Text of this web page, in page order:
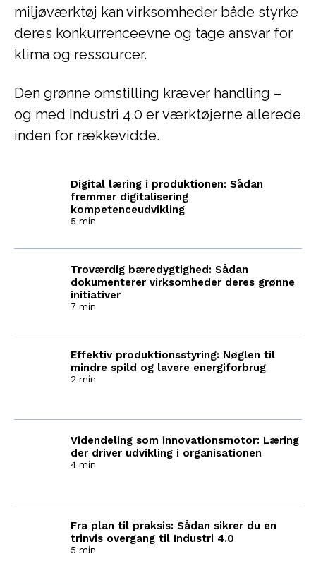
miljøværktøj kan virksomheder både styrke
deres konkurrenceevne og tage ansvar for
klima og ressourcer.
Den grønne omstilling kræver handling –
og med Industri 4.0 er værktøjerne allerede
inden for rækkevidde.
Digital læring i produktionen: Sådan
fremmer digitalisering
kompetenceudvikling
5 min
Troværdig bæredygtighed: Sådan
dokumenterer virksomheder deres grønne
initiativer
7 min
Effektiv produktionsstyring: Nøglen til
mindre spild og lavere energiforbrug
2 min
Videndeling som innovationsmotor: Læring
der driver udvikling i organisationen
4 min
Fra plan til praksis: Sådan sikrer du en
trinvis overgang til Industri 4.0
5 min